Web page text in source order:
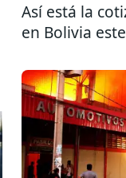
Así está la
en Bolivia